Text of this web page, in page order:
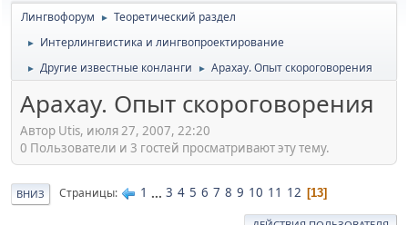
Лингвофорум ► Теоретический раздел
► Интерлингвистика и лингвопроектирование
► Другие известные конланги ► Арахау. Опыт скороговорения
Арахау. Опыт скороговорения
Автор Utis, июля 27, 2007, 22:20
0 Пользователи и 3 гостей просматривают эту тему.
ВНИЗ Страницы 1 ... 3 4 5 6 7 8 9 10 11 12 13